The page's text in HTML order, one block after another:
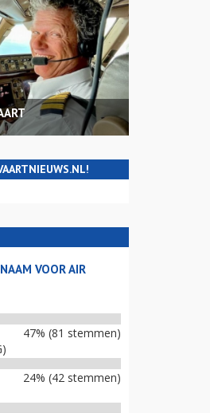
VOOR AIR
47% (81 stemmen)
24% (42 stemmen)